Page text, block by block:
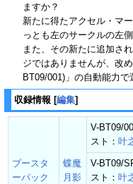
ますか？
新たに得たアクセル・マ
っとも左のサークルの左
また、その新たに追加さ
ジではありませんが、改
BT09/001)」の自動能力で
収録情報 [編集]
ブースタ
ーパック
蝶魔
月影
V-BT09/
スト： 叶
V-BT09/
スト： 叶